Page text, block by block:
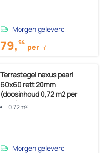
Morgen geleverd
79,94
per ㎡
Terrastegel nexus pearl
60x60 rett 20mm
(doosinhoud 0,72 m2 per
doos)
0.72 m²
Morgen geleverd